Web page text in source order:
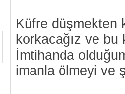
Küfre düşmekten
korkacağız ve bu
İmtihanda
imanla ölmeyi ve